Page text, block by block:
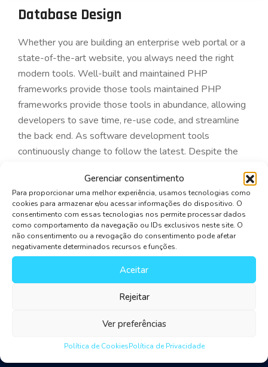
Gerenciar consentimento
Para proporcionar uma melhor experiência, usamos tecnologias como
cookies para armazenar e/ou acessar informações do dispositivo. O
consentimento com essas tecnologias nos permite processar dados
como comportamento da navegação ou IDs exclusivos neste site. O
não consentimento ou a revogação do consentimento pode afetar
negativamente determinados recursos e funções.
Aceitar
Rejeitar
Ver preferências
Política de CookiesPolítica de Privacidade
Database Design
Whether you are building an enterprise web portal or a
state-of-the-art website, you always need the right
modern tools. Well-built and maintained PHP
frameworks provide those tools maintained PHP
frameworks provide those tools in abundance, allowing
developers to save time, re-use code, and streamline
the back end. As software development tools
continuously change to follow the latest. Despite the
economic challenges, the banking industry is gradually
adopting what the latest technologies have to offer.
From cloud technology to cyber risk management to
machine learning in investment banking, join us as we
explore the banking industry trends for 2019 and
beyond. Cloud is one of the current banking industry